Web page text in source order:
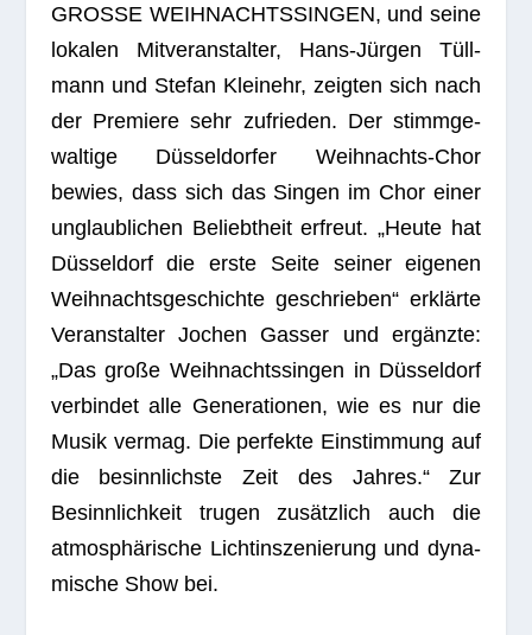
GROSSE WEIHNACHTSSINGEN, und seine
loka­len Mit­ver­an­stal­ter, Hans-Jür­gen Tüll­
mann und Ste­fan Kleinehr, zeig­ten sich nach
der Pre­miere sehr zufrie­den. Der stimm­ge­
wal­tige Düs­sel­dor­fer Weih­nachts-Chor
bewies, dass sich das Sin­gen im Chor einer
unglaub­li­chen Beliebt­heit erfreut. „Heute hat
Düs­sel­dorf die erste Seite sei­ner eige­nen
Weih­nachts­ge­schichte geschrie­ben“ erklärte
Ver­an­stal­ter Jochen Gas­ser und ergänzte:
„Das große Weih­nachts­sin­gen in Düs­sel­dorf
ver­bin­det alle Gene­ra­tio­nen, wie es nur die
Musik ver­mag. Die per­fekte Ein­stim­mung auf
die besinn­lichste Zeit des Jah­res.“ Zur
Besinn­lich­keit tru­gen zusätz­lich auch die
atmo­sphä­ri­sche Licht­in­sze­nie­rung und dyna­
mi­sche Show bei.